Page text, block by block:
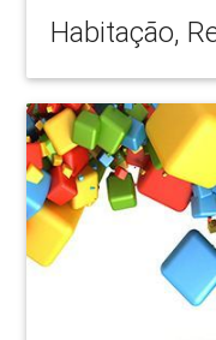
Habitação,